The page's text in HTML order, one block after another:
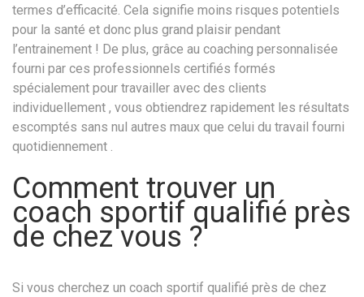
termes d’efficacité. Cela signifie moins risques potentiels
pour la santé et donc plus grand plaisir pendant
l’entrainement ! De plus, grâce au coaching personnalisée
fourni par ces professionnels certifiés formés
spécialement pour travailler avec des clients
individuellement , vous obtiendrez rapidement les résultats
escomptés sans nul autres maux que celui du travail fourni
quotidiennement .
Comment trouver un
coach sportif qualifié près
de chez vous ?
Si vous cherchez un coach sportif qualifié près de chez